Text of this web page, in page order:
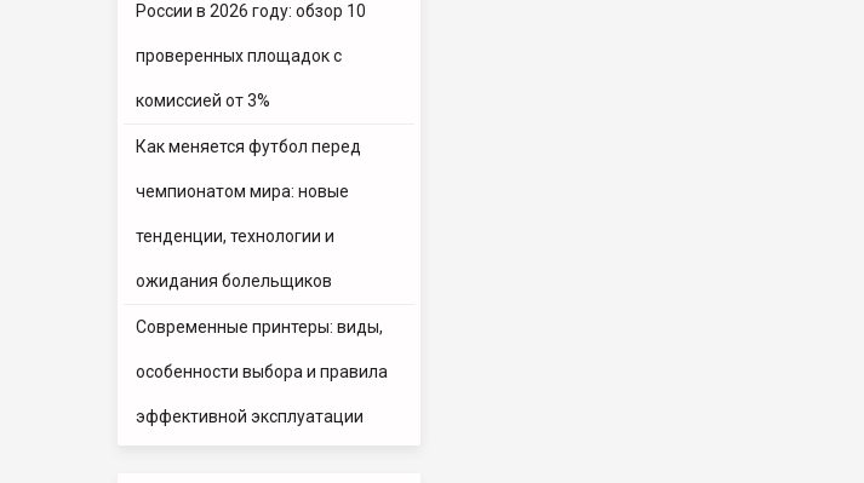
России в 2026 году: обзор 10
проверенных площадок с
комиссией от 3%
Как меняется футбол перед
чемпионатом мира: новые
тенденции, технологии и
ожидания болельщиков
Современные принтеры: виды,
особенности выбора и правила
эффективной эксплуатации